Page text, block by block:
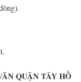
QUẬN TÂY HỒ